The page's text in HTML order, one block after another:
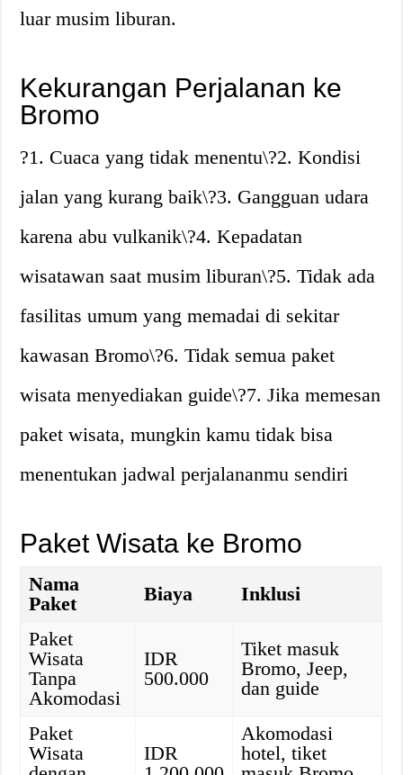
luar musim liburan.
Kekurangan Perjalanan ke
Bromo
?1. Cuaca yang tidak menentu\?2. Kondisi
jalan yang kurang baik\?3. Gangguan udara
karena abu vulkanik\?4. Kepadatan
wisatawan saat musim liburan\?5. Tidak ada
fasilitas umum yang memadai di sekitar
kawasan Bromo\?6. Tidak semua paket
wisata menyediakan guide\?7. Jika memesan
paket wisata, mungkin kamu tidak bisa
menentukan jadwal perjalananmu sendiri
Paket Wisata ke Bromo
Nama
Paket
Biaya
Inklusi
Paket
Wisata
Tanpa
Akomodasi
IDR
500.000
Tiket masuk
Bromo, Jeep,
dan guide
Paket
Wisata
IDR
Akomodasi
hotel, tiket